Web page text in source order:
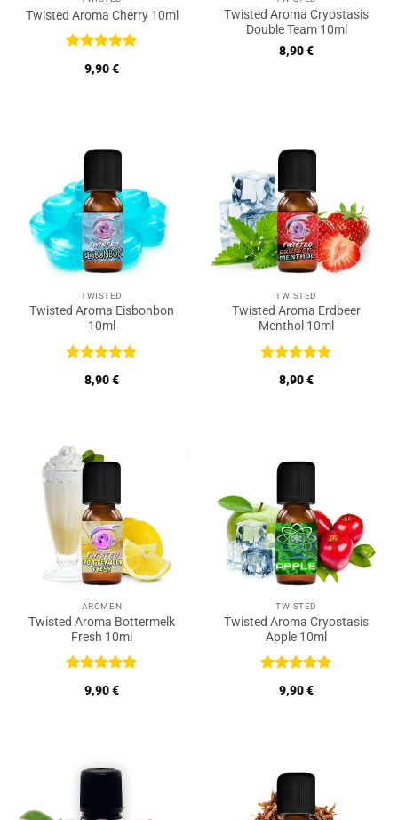
Twisted Aroma Cherry 10ml
Bewertet
mit5von
9,90€
Twisted Aroma Cryostasis
Double Team 10ml
8,90€
TWISTED
Twisted Aroma Eisbonbon
10ml
Bewertet
mit5von
8,90€
TWISTED
Twisted Aroma Erdbeer
Menthol 10ml
Bewertet
mit5von
8,90€
AROMEN
Twisted Aroma Bottermelk
Fresh 10ml
Bewertet
mit5von
9,90€
TWISTED
Twisted Aroma Cryostasis
Apple 10ml
Bewertet
mit5von
9,90€